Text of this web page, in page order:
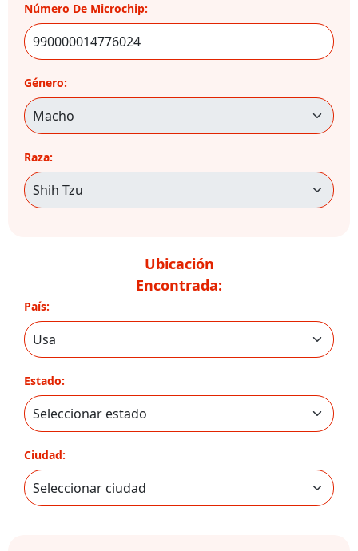
Número De Microchip:
Género:
Raza:
Ubicación
Encontrada:
País:
Estado:
Ciudad: